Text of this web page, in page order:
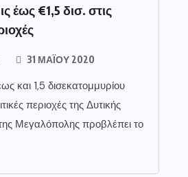
έως €1,5 δισ. στις
31 ΜΑΪ́ΟΥ 2020
και 1,5 δισεκατομμυρίου
περιοχές της Δυτικής
Μεγαλόπολης προβλέπει το